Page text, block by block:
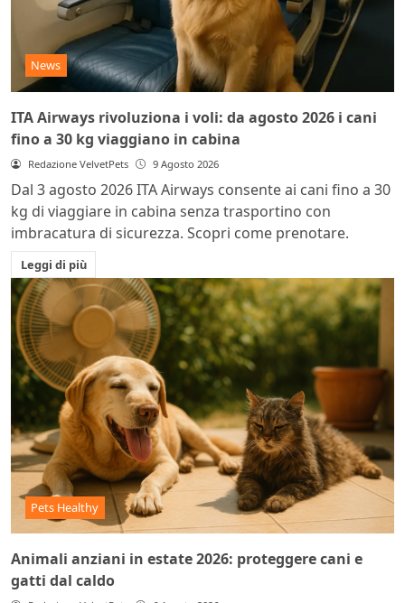
News
ITA Airways rivoluziona i voli: da agosto 2026 i cani
fino a 30 kg viaggiano in cabina
Redazione VelvetPets 9 Agosto 2026
Dal 3 agosto 2026 ITA Airways consente ai cani fino a 30
kg di viaggiare in cabina senza trasportino con
imbracatura di sicurezza. Scopri come prenotare.
Leggi di più
Pets Healthy
Animali anziani in estate 2026: proteggere cani e
gatti dal caldo